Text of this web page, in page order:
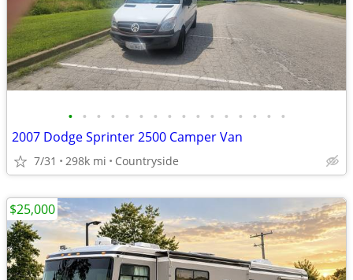
• • • • • • • • • • • • • • • •
2007 Dodge Sprinter 2500 Camper Van
7/31 298k mi Countryside
$25,000